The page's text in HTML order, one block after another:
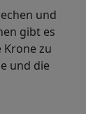
und
gibt es
Krone zu
und die